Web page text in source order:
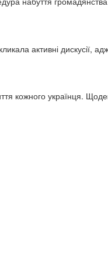
активні дискусії,
кожного українця.